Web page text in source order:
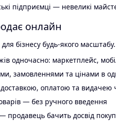
підприємці — невеликі
онлайн
бізнесу будь-якого
одночасно: маркетплейс,
замовленнями та цінами в
доставкою, оплатою та видачею
— без ручного введення
продавець бачить досвід